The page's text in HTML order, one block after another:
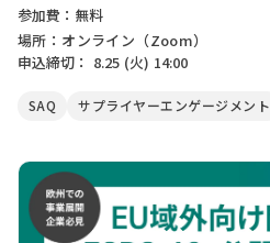
参加費：無料
場所：オンライン（Zoom）
申込締切： 8.25 (火) 14:00
SAQ サプライヤーエンゲージメント